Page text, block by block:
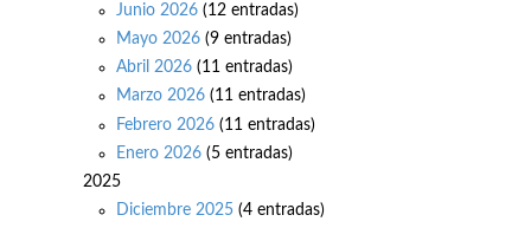
Junio 2026 (12 entradas)
Mayo 2026 (9 entradas)
Abril 2026 (11 entradas)
Marzo 2026 (11 entradas)
Febrero 2026 (11 entradas)
Enero 2026 (5 entradas)
2025
Diciembre 2025 (4 entradas)